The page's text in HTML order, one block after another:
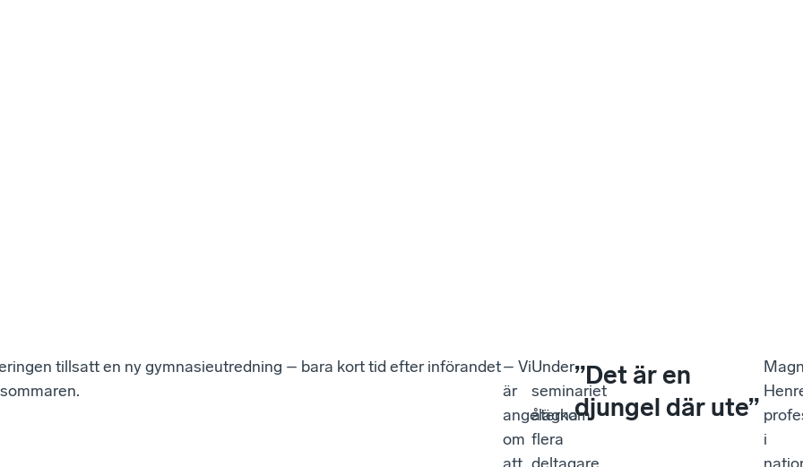
tillsatt en ny gymnasieutredning – bara kort tid efter införandet– Vi
är
angelägna
om
Under
seminariet
återkom
flera
”Det är en
djungel där ute”
i